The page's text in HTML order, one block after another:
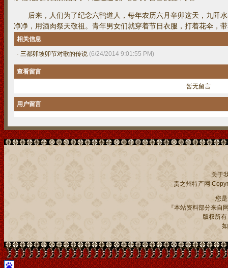
后来，人们为了纪念六鸭道人，每年农历六月辛卯这天，九阡水
净净，用酒肉祭天敬祖。青年男女们就穿着节日衣服，打着花伞，
相关信息
· 三都卯坡卯节对歌的传说 (6/24/2014 9:01:55 PM)
查看留言
暂无留言
用户留言
关于
贵之州特产网
您
『本站资料部分来自
版权所